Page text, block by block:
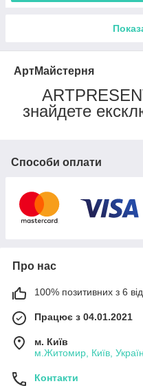
АртМайстерня
знайдете
Способи оплати
Про нас
100% позитивних з 6
Працює з 04.01.2021
м. Київ
м.Житомир, Київ,
Контакти